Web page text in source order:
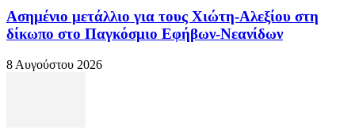
Ασημένιο μετάλλιο για τους Χιώτη-Αλεξίου στη
δίκωπο στο Παγκόσμιο Εφήβων-Νεανίδων
8 Αυγούστου 2026